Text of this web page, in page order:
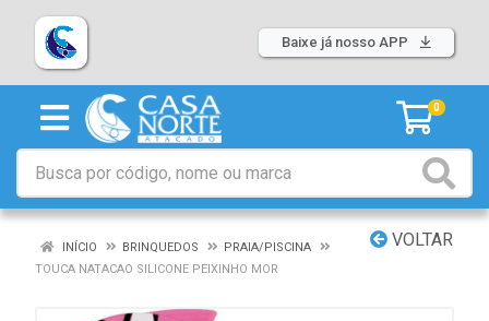
Baixe já nosso APP
0
VOLTAR
INÍCIO BRINQUEDOS
PRAIA/PISCINA
TOUCA NATACAO SILICONE PEIXINHO MOR